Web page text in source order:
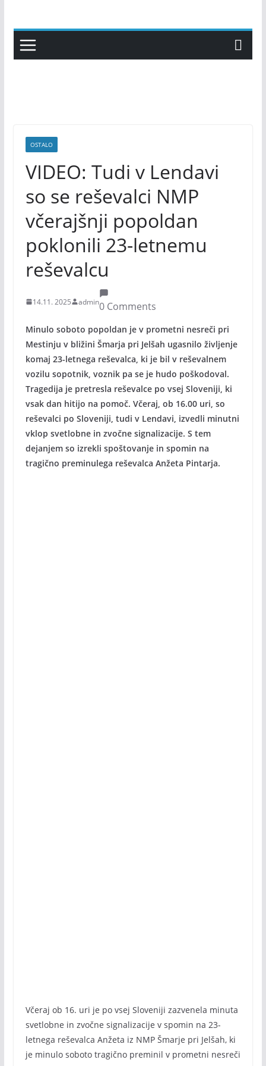
content
OSTALO
VIDEO: Tudi v Lendavi
so se reševalci NMP
včerajšnji popoldan
poklonili 23-letnemu
reševalcu
14.11. 2025 admin0 Comments
Minulo soboto popoldan je v prometni nesreči pri
Mestinju v bližini Šmarja pri Jelšah ugasnilo življenje
komaj 23-letnega reševalca, ki je bil v reševalnem
vozilu sopotnik, voznik pa se je hudo poškodoval.
Tragedija je pretresla reševalce po vsej Sloveniji, ki
vsak dan hitijo na pomoč. Včeraj, ob 16.00 uri, so
reševalci po Sloveniji, tudi v Lendavi, izvedli minutni
vklop svetlobne in zvočne signalizacije. S tem
dejanjem so izrekli spoštovanje in spomin na
tragično preminulega reševalca Anžeta Pintarja.
Včeraj ob 16. uri je po vsej Sloveniji zazvenela minuta
svetlobne in zvočne signalizacije v spomin na 23-
letnega reševalca Anžeta iz NMP Šmarje pri Jelšah, ki
je minulo soboto tragično preminil v prometni nesreči